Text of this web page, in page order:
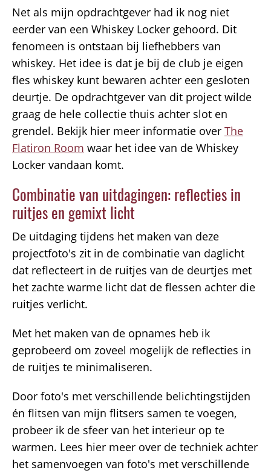
Net als mijn opdrachtgever had ik nog niet
eerder van een Whiskey Locker gehoord. Dit
fenomeen is ontstaan bij liefhebbers van
whiskey. Het idee is dat je bij de club je eigen
fles whiskey kunt bewaren achter een gesloten
deurtje. De opdrachtgever van dit project wilde
graag de hele collectie thuis achter slot en
grendel. Bekijk hier meer informatie over The
Flatiron Room waar het idee van de Whiskey
Locker vandaan komt.
Combinatie van uitdagingen: reflecties in
ruitjes en gemixt licht
De uitdaging tijdens het maken van deze
projectfoto's zit in de combinatie van daglicht
dat reflecteert in de ruitjes van de deurtjes met
het zachte warme licht dat de flessen achter die
ruitjes verlicht.
Met het maken van de opnames heb ik
geprobeerd om zoveel mogelijk de reflecties in
de ruitjes te minimaliseren.
Door foto's met verschillende belichtingstijden
én flitsen van mijn flitsers samen te voegen,
probeer ik de sfeer van het interieur op te
warmen. Lees hier meer over de techniek achter
het samenvoegen van foto's met verschillende